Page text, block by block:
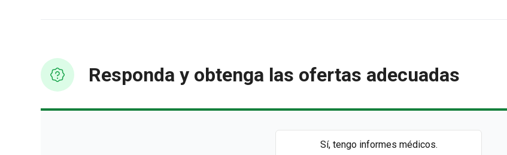
Responda y obtenga las ofertas adecuadas
Sí, tengo informes médicos.